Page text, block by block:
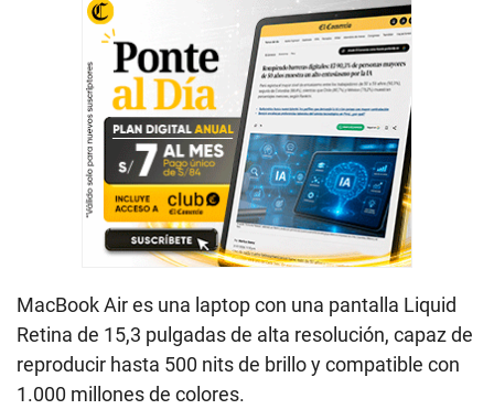
MacBook Air es una laptop con una pantalla Liquid
Retina de 15,3 pulgadas de alta resolución, capaz de
reproducir hasta 500 nits de brillo y compatible con
1.000 millones de colores.